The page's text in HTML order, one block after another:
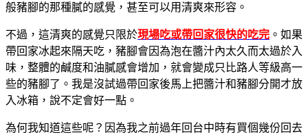
般豬腳的那種膩的感覺，甚至可以用清爽來形容。
不過，這清爽的感覺只限於現場吃或帶回家很快的吃完 。如果
帶回家冰起來隔天吃，豬腳會因為泡在醬汁內太久而太過於入
味，整體的鹹度和油膩感會增加，就會變成只比路人等級高一
些的豬腳了。我是沒試過帶回家後馬上把醬汁和豬腳分開才放
入冰箱，說不定會好一點。
為何我知道這些呢？因為我之前過年回台中時有買個幾份回去